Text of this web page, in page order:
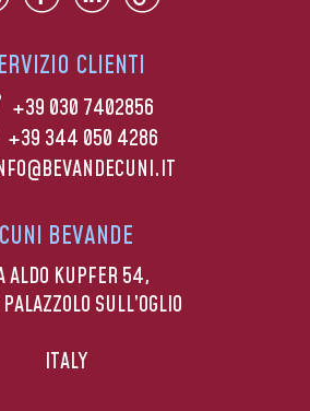
CLIENTI
+39 030 7402856
+39 344 050 4286
CUNI BEVANDE
ALDO KUPFER 54,
SULL’OGLIO
ITALY